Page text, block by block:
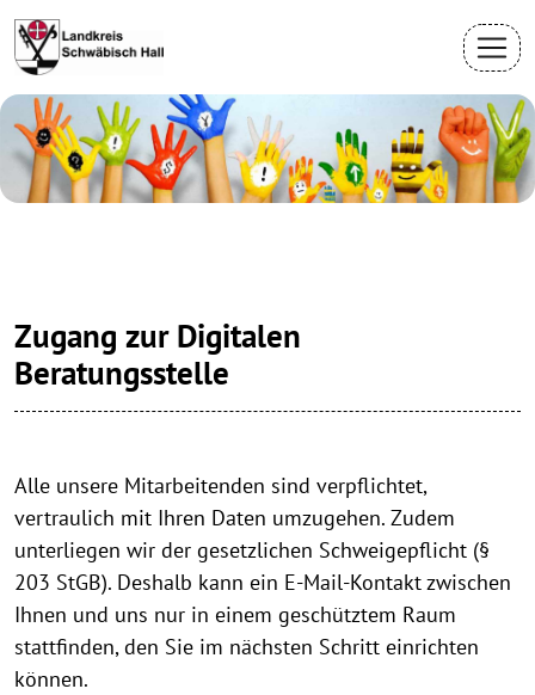
Zugang zur Digitalen
Beratungsstelle
Alle unsere Mitarbeitenden sind verpflichtet,
vertraulich mit Ihren Daten umzugehen. Zudem
unterliegen wir der gesetzlichen Schweigepflicht (§
203 StGB). Deshalb kann ein E-Mail-Kontakt zwischen
Ihnen und uns nur in einem geschütztem Raum
stattfinden, den Sie im nächsten Schritt einrichten
können.